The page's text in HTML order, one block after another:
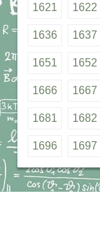
1621 1622
1636 1637
1651 1652
1666 1667
1681 1682
1696 1697